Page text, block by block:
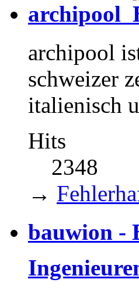
archipool
archipool
schweizer
italienisch
Hits
2348
→
bauwion -